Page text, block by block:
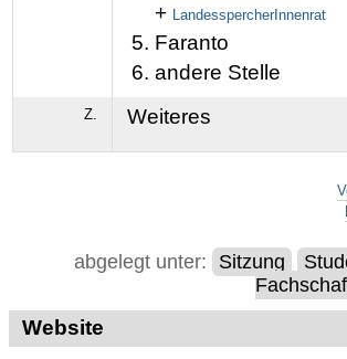
+ LandesspercherInnenrat
Faranto
andere Stelle
Z. Weiteres
abgelegt unter: Sitzung
Website